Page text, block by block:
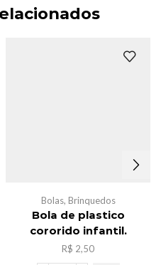
Bolas, Brinquedos
Bola de plastico
cororido infantil.
R$ 2,50